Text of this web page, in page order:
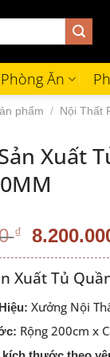
Phòng Ăn
phẩm / Nội Thất
Xuất
₫ Giá
gốc
là:
Xuất Tủ
Xưởng Nội
Rộng 200cm x